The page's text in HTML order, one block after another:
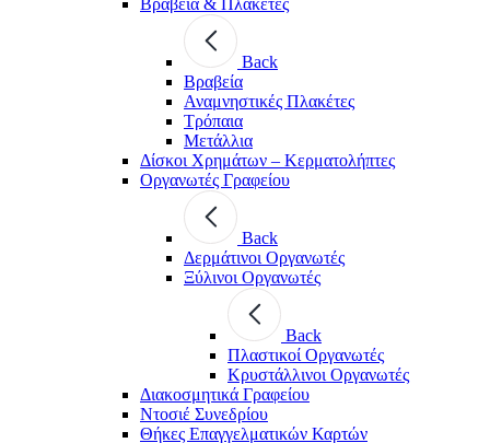
Back
Βραβεία
Αναμνηστικές Πλακέτες
Τρόπαια
Μετάλλια
Δίσκοι Χρημάτων – Κερματολήπτες
Οργανωτές Γραφείου
Back
Δερμάτινοι Οργανωτές
Ξύλινοι Οργανωτές
Back
Πλαστικοί Οργανωτές
Κρυστάλλινοι Οργανωτές
Διακοσμητικά Γραφείου
Ντοσιέ Συνεδρίου
Θήκες Επαγγελματικών Καρτών